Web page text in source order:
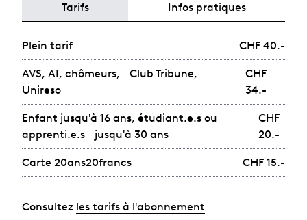
Tarifs Infos pratiques
Plein tarif CHF 40.-
AVS, AI, chômeurs, Club Tribune,
Unireso
CHF
34.-
Enfant jusqu'à 16 ans, étudiant.e.s ou
apprenti.e.s jusqu'à 30 ans
CHF
20.-
Carte 20ans20francs CHF 15.-
Consultez les tarifs à l'abonnement